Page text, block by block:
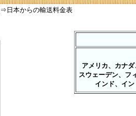
⇒日本からの輸送料金表
アメリカ、カナ
スウェーデン、フ
インド、イ